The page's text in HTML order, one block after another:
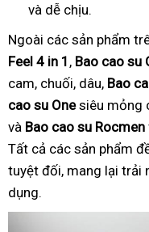
và dễ chịu.
Ngoài các sản phẩm
Feel 4 in 1 , Bao cao su
cam, chuối, dâu, Bao
cao su Onesiêu mỏng
và Bao cao su Rocmen
Tất cả các sản phẩm
tuyệt đối, mang lại trải
dụng.